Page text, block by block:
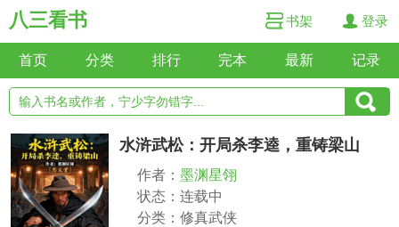
八三看书 书架 登录
首页 分类 排行 完本 最新 记录
水浒武松：开局杀李逵，重铸梁山
作者： 墨渊星翎
状态：连载中
分类：修真武侠